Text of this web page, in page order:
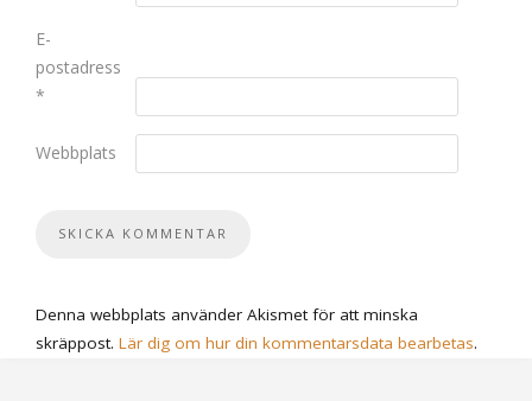
E-
postadress
*
Webbplats
Denna webbplats använder Akismet för att minska
skräppost. Lär dig om hur din kommentarsdata bearbetas.